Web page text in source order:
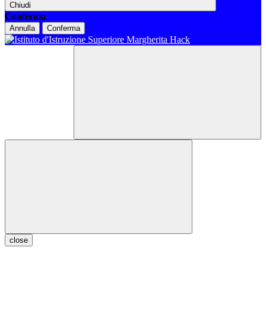
Chiudi
Conferma
Annulla Conferma
close